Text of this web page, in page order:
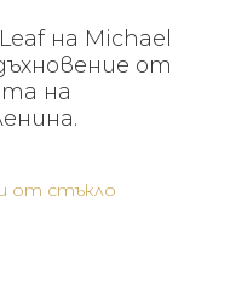
на Michael
от
на
от стъкло